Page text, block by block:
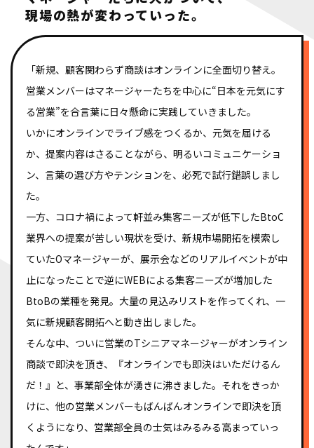
現場の熱が変わっていった。
「新規、顧客関わらず商談はオンラインに全面切り替え。
営業メンバーはマネージャーたちを中心に“日本を元気にす
る営業”を合言葉に日々懸命に実践していきました。
いかにオンラインでライブ感をつくるか、元気を届ける
か、提案内容はさることながら、明るいコミュニケーショ
ン、言葉の選び方やテンションを、必死で試行錯誤しまし
た。
一方、コロナ禍によって軒並み集客ニーズが低下したBtoC
業界への提案が苦しい現状を受け、新規市場開拓を模索し
ていたOマネージャーが、展示会などのリアルイベントが中
止になったことで逆にWEBによる集客ニーズが増加した
BtoBの業種を発見。大量の見込みリストを作ってくれ、一
気に新規顧客開拓へと動き出しました。
そんな中、ついに営業のTシニアマネージャーがオンライン
商談で即決を頂き、『オンラインでも即決はいただけるん
だ！』と、事業部全体が湧きに沸きました。それをきっか
けに、他の営業メンバーもばんばんオンラインで即決を頂
くようになり、営業部全員の士気はみるみる高まっていっ